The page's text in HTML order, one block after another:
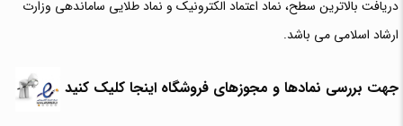
دریافت بالاترین سطح، نماد اعتماد الکترونیک و نماد طلایی ساماندهی وزارت
ارشاد اسلامی می باشد.
جهت بررسی نمادها و مجوزهای فروشگاه اینجا کلیک کنید